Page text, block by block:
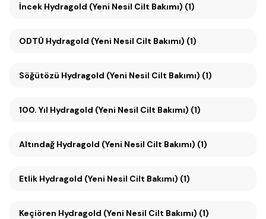
İncek Hydragold (Yeni Nesil Cilt Bakımı) (1)
ODTÜ Hydragold (Yeni Nesil Cilt Bakımı) (1)
Söğütözü Hydragold (Yeni Nesil Cilt Bakımı) (1)
100. Yıl Hydragold (Yeni Nesil Cilt Bakımı) (1)
Altındağ Hydragold (Yeni Nesil Cilt Bakımı) (1)
Etlik Hydragold (Yeni Nesil Cilt Bakımı) (1)
Keçiören Hydragold (Yeni Nesil Cilt Bakımı) (1)